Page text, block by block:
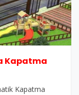
Kapatma
Kapatma